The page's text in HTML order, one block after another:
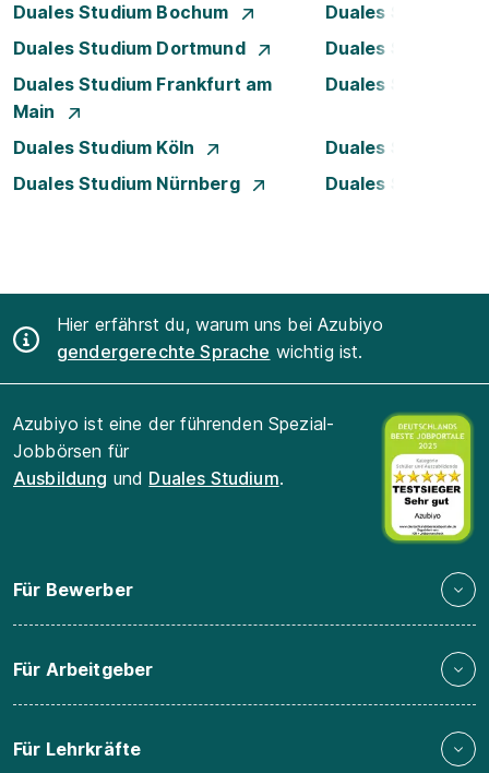
Duales Studium Bochum
Duales Studium
Duales Studium Dortmund
Duales Studium
Duales Studium Frankfurt am
Main
Duales Studium
Duales Studium Köln
Duales Studium
Duales Studium Nürnberg
Duales Studium
Hier erfährst du, warum uns bei Azubiyo
gendergerechte Sprache wichtig ist.
Azubiyo ist eine der führenden Spezial-
Jobbörsen für
Ausbildung und Duales Studium.
Für Bewerber
Für Arbeitgeber
Für Lehrkräfte